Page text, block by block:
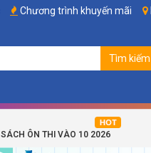
Chương trình khuyến mãi
Tìm kiếm
SÁCH ÔN THI VÀO 10 2026